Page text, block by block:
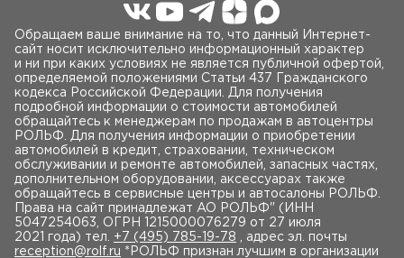
Обращаем ваше внимание на то, что данный Интернет-
сайт носит исключительно информационный характер
и ни при каких условиях не является публичной офертой,
определяемой положениями Статьи 437 Гражданского
кодекса Российской Федерации. Для получения
подробной информации о стоимости автомобилей
обращайтесь к менеджерам по продажам в автоцентры
РОЛЬФ. Для получения информации о приобретении
автомобилей в кредит, страховании, техническом
обслуживании и ремонте автомобилей, запасных частях,
дополнительном оборудовании, аксессуарах также
обращайтесь в сервисные центры и автосалоны РОЛЬФ.
Права на сайт принадлежат AO РОЛЬФ" (ИНН
5047254063, ОГРН 1215000076279 от 27 июля
2021 года) тел. +7 (495) 785-19-78 , адрес эл. почты
reception@rolf.ru *РОЛЬФ признан лучшим в организации